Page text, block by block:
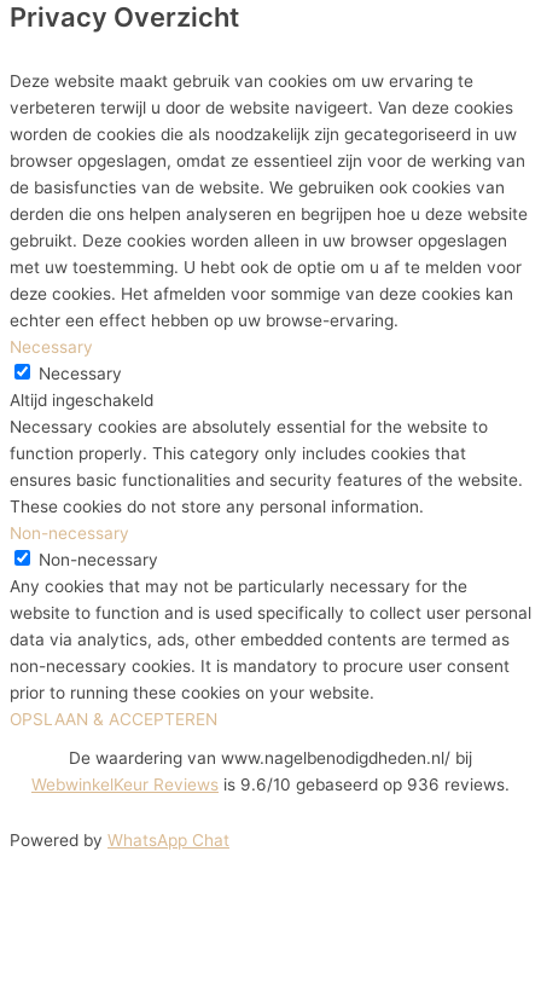
Privacy Overzicht
Deze website maakt gebruik van cookies om uw ervaring te
verbeteren terwijl u door de website navigeert. Van deze cookies
worden de cookies die als noodzakelijk zijn gecategoriseerd in uw
browser opgeslagen, omdat ze essentieel zijn voor de werking van
de basisfuncties van de website. We gebruiken ook cookies van
derden die ons helpen analyseren en begrijpen hoe u deze website
gebruikt. Deze cookies worden alleen in uw browser opgeslagen
met uw toestemming. U hebt ook de optie om u af te melden voor
deze cookies. Het afmelden voor sommige van deze cookies kan
echter een effect hebben op uw browse-ervaring.
Necessary
Necessary
Altijd ingeschakeld
Necessary cookies are absolutely essential for the website to
function properly. This category only includes cookies that
ensures basic functionalities and security features of the website.
These cookies do not store any personal information.
Non-necessary
Non-necessary
Any cookies that may not be particularly necessary for the
website to function and is used specifically to collect user personal
data via analytics, ads, other embedded contents are termed as
non-necessary cookies. It is mandatory to procure user consent
prior to running these cookies on your website.
OPSLAAN & ACCEPTEREN
De waardering van www.nagelbenodigdheden.nl/ bij
WebwinkelKeur Reviews is 9.6/10 gebaseerd op 936 reviews.
Powered by WhatsApp Chat